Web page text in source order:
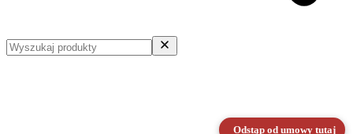
Odstąp od umowy tutaj